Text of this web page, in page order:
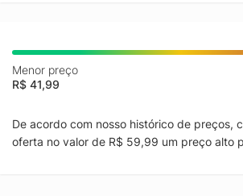
Menor preço
R$ 41,99
De acordo com nosso histórico de preços,
oferta no valor de R$ 59,99 um preço alto